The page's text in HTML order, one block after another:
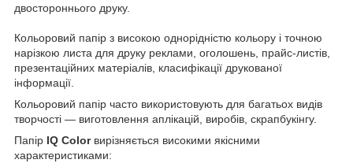
двостороннього друку.
Кольоровий папір з високою однорідністю кольору і точною
нарізкою листа для друку реклами, оголошень, прайс-листів,
презентаційних матеріалів, класифікації друкованої
інформації.
Кольоровий папір часто використовують для багатьох видів
творчості — виготовлення аплікацій, виробів, скрапбукінгу.
Папір IQ Color вирізняється високими якісними
характеристиками: